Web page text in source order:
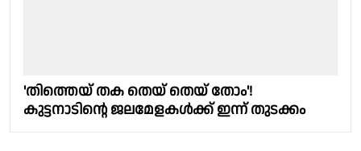
'തിത്തെയ് തക തെയ് തെയ് തോം'!
കുട്ടനാടിൻ്റെ ജലമേളകൾക്ക് ഇന്ന് തുടക്കം